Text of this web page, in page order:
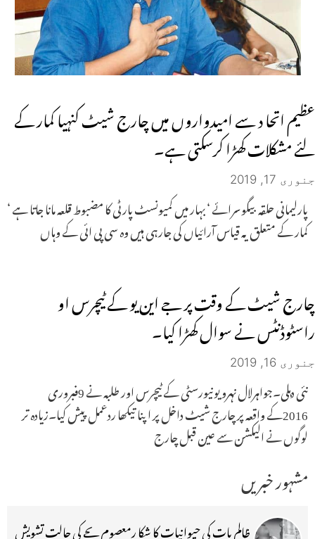
عظیم اتحا د سے امیدواروں میں چارج شیٹ کنہیا کمار کے
لئے مشکلات کھڑا کرسکتی ہے۔
جنوری 17, 2019
پارلیمانی حلقہ بیگوسرائے ‘ بہار میں کمیونسٹ پارٹی کا مضبوط قلعہ مانا جاتا ہے ‘
کمار کے متعلق یہ قیاس آرائیاں کی جارہی ہیں وہ سی پی ائی کے وہاں
چارج شیٹ کے وقت پر جے این یو کے ٹیچرس او
راسٹوڈنٹس نے سوال کھڑا کیا۔
جنوری 16, 2019
نئی دہلی۔جواہرلال نہرو یونیورسٹی کے ٹیچرس اور طلبہ نے 9فبروری
2016کے واقعہ پر چارج شیٹ داخل پر اپنا تیکھا ردعمل پیش کیا۔زیادہ تر
لوگوں نے الیکشن سے عین قبل چارج
مشہور خبریں
ظالم بات کی حیوانیات کا شکا رمعصوم بچے کی حالت تشویش